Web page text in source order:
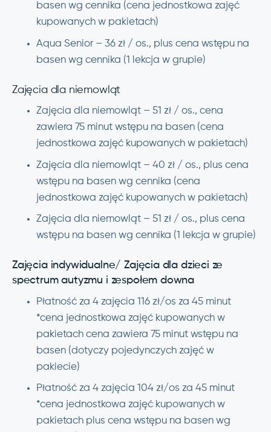
basen wg cennika (cena jednostkowa zajęć
kupowanych w pakietach)
Aqua Senior – 36 zł / os., plus cena wstępu na
basen wg cennika (1 lekcja w grupie)
Zajęcia dla niemowląt
Zajęcia dla niemowląt – 51 zł / os., cena
zawiera 75 minut wstępu na basen (cena
jednostkowa zajęć kupowanych w pakietach)
Zajęcia dla niemowląt – 40 zł / os., plus cena
wstępu na basen wg cennika (cena
jednostkowa zajęć kupowanych w pakietach)
Zajęcia dla niemowląt – 51 zł / os., plus cena
wstępu na basen wg cennika (1 lekcja w grupie)
Zajęcia indywidualne/ Zajęcia dla dzieci ze
spectrum autyzmu i zespołem downa
Płatność za 4 zajęcia 116 zł/os za 45 minut
*cena jednostkowa zajęć kupowanych w
pakietach cena zawiera 75 minut wstępu na
basen (dotyczy pojedynczych zajęć w
pakiecie)
Płatność za 4 zajęcia 104 zł/os za 45 minut
*cena jednostkowa zajęć kupowanych w
pakietach plus cena wstępu na basen wg